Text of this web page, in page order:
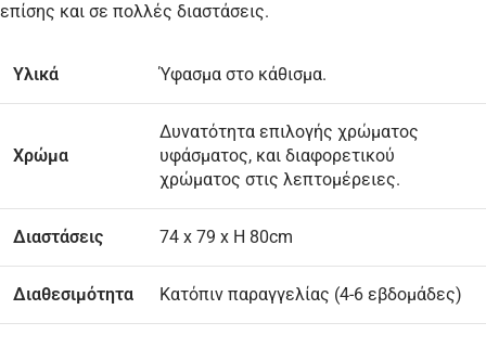
επίσης και σε πολλές διαστάσεις.
Υλικά Ύφασμα στο κάθισμα.
Χρώμα
Δυνατότητα επιλογής χρώματος
υφάσματος, και διαφορετικού
χρώματος στις λεπτομέρειες.
Διαστάσεις 74 x 79 x H 80cm
Διαθεσιμότητα Κατόπιν παραγγελίας (4-6 εβδομάδες)